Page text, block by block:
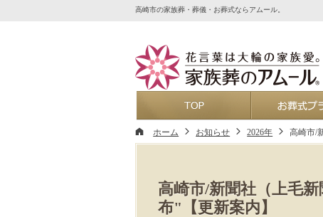
高崎市/新聞社（上毛
布"【更新案内】
高崎市の家族葬・葬儀・お葬式ならアムール。
ホーム お知らせ 2026年 高崎市/